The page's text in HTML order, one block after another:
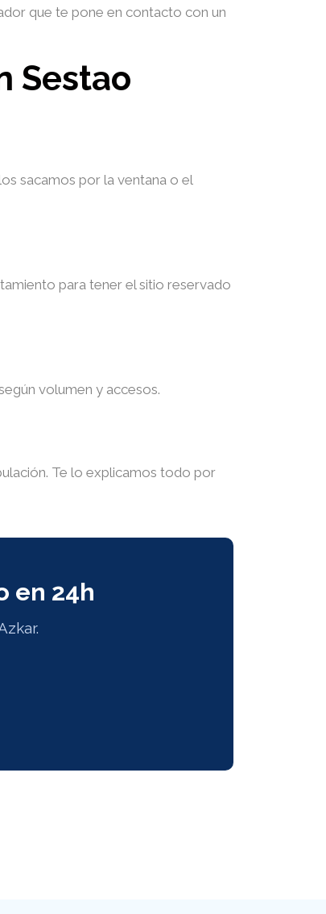
que te pone en contacto con un
Sestao
sacamos por la ventana o el
para tener el sitio reservado
volumen y accesos.
Te lo explicamos todo por
en 24h